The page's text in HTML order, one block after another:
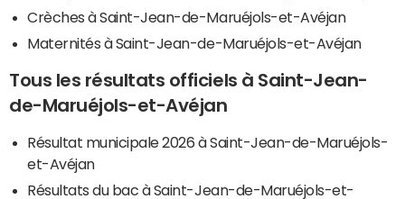
Crèches à Saint-Jean-de-Maruéjols-et-Avéjan
Maternités à Saint-Jean-de-Maruéjols-et-Avéjan
Tous les résultats officiels à Saint-Jean-
de-Maruéjols-et-Avéjan
Résultat municipale 2026 à Saint-Jean-de-Maruéjols-
et-Avéjan
Résultats du bac à Saint-Jean-de-Maruéjols-et-